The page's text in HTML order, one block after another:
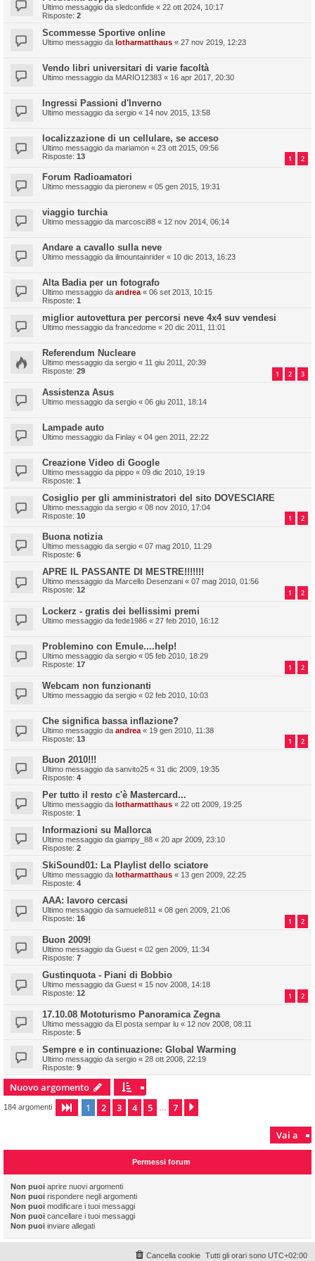
Ultimo messaggio da sledconfide « 22 ott 2024, 10:17
Risposte: 2
Scommesse Sportive online
Ultimo messaggio da lotharmatthaus « 27 nov 2019, 12:23
Vendo libri universitari di varie facoltà
Ultimo messaggio da MARIO12383 « 16 apr 2017, 20:30
Ingressi Passioni d'Inverno
Ultimo messaggio da sergio « 14 nov 2015, 13:58
localizzazione di un cellulare, se acceso
Ultimo messaggio da mariamon « 23 ott 2015, 09:56
Risposte: 13 1 2
Forum Radioamatori
Ultimo messaggio da pieronew « 05 gen 2015, 19:31
viaggio turchia
Ultimo messaggio da marcosci88 « 12 nov 2014, 06:14
Andare a cavallo sulla neve
Ultimo messaggio da ilmountainrider « 10 dic 2013, 16:23
Alta Badia per un fotografo
Ultimo messaggio da andrea « 06 set 2013, 10:15
Risposte: 1
miglior autovettura per percorsi neve 4x4 suv vendesi
Ultimo messaggio da francedome « 20 dic 2011, 11:01
Referendum Nucleare
Ultimo messaggio da sergio « 11 giu 2011, 20:39
Risposte: 29 1 2 3
Assistenza Asus
Ultimo messaggio da sergio « 06 giu 2011, 18:14
Lampade auto
Ultimo messaggio da Finlay « 04 gen 2011, 22:22
Creazione Video di Google
Ultimo messaggio da pippo « 09 dic 2010, 19:19
Risposte: 1
Cosiglio per gli amministratori del sito DOVESCIARE
Ultimo messaggio da sergio « 08 nov 2010, 17:04
Risposte: 10 1 2
Buona notizia
Ultimo messaggio da sergio « 07 mag 2010, 11:29
Risposte: 6
APRE IL PASSANTE DI MESTRE!!!!!!!
Ultimo messaggio da Marcello Desenzani « 07 mag 2010, 01:56
Risposte: 12 1 2
Lockerz - gratis dei bellissimi premi
Ultimo messaggio da fede1986 « 27 feb 2010, 16:12
Problemino con Emule....help!
Ultimo messaggio da sergio « 05 feb 2010, 18:29
Risposte: 17 1 2
Webcam non funzionanti
Ultimo messaggio da sergio « 02 feb 2010, 10:03
Che significa bassa inflazione?
Ultimo messaggio da andrea « 19 gen 2010, 11:38
Risposte: 13 1 2
Buon 2010!!!
Ultimo messaggio da sanvito25 « 31 dic 2009, 19:35
Risposte: 4
Per tutto il resto c'è Mastercard...
Ultimo messaggio da lotharmatthaus « 22 ott 2009, 19:25
Risposte: 1
Informazioni su Mallorca
Ultimo messaggio da giampy_88 « 20 apr 2009, 23:10
Risposte: 2
SkiSound01: La Playlist dello sciatore
Ultimo messaggio da lotharmatthaus « 13 gen 2009, 22:25
Risposte: 4
AAA: lavoro cercasi
Ultimo messaggio da samuele811 « 08 gen 2009, 21:06
Risposte: 16 1 2
Buon 2009!
Ultimo messaggio da Guest « 02 gen 2009, 11:34
Risposte: 7
Gustinquota - Piani di Bobbio
Ultimo messaggio da Guest « 15 nov 2008, 14:18
Risposte: 12 1 2
17.10.08 Mototurismo Panoramica Zegna
Ultimo messaggio da El posta sempar lu « 12 nov 2008, 08:11
Risposte: 5
Sempre e in continuazione: Global Warming
Ultimo messaggio da sergio « 28 ott 2008, 22:19
Risposte: 9
Nuovo argomento
184 argomenti Pagina di
1 2 3 4 5 7
Vai a
Permessi forum
Non puoi aprire nuovi argomenti
Non puoi rispondere negli argomenti
Non puoi modificare i tuoi messaggi
Non puoi cancellare i tuoi messaggi
Non puoi inviare allegati
Tutti gli orari sono UTC+02:00
Cancella cookie